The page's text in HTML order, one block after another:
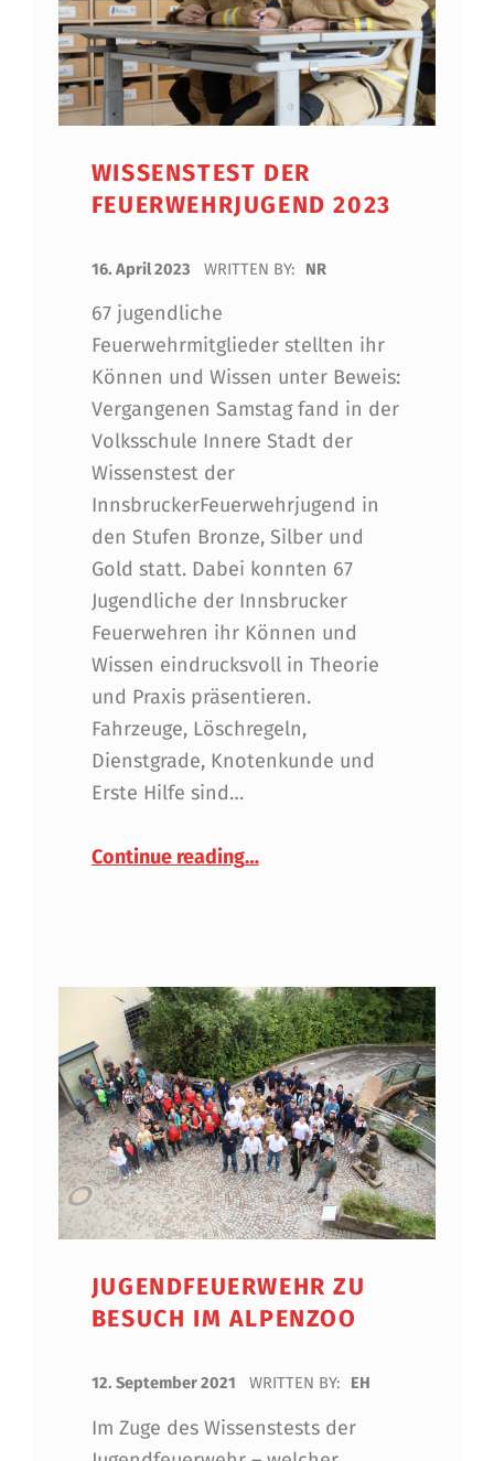
WISSENSTEST DER
FEUERWEHRJUGEND 2023
16. April 2023 WRITTEN BY: NR
67 jugendliche
Feuerwehrmitglieder stellten ihr
Können und Wissen unter Beweis:
Vergangenen Samstag fand in der
Volksschule Innere Stadt der
Wissenstest der
InnsbruckerFeuerwehrjugend in
den Stufen Bronze, Silber und
Gold statt. Dabei konnten 67
Jugendliche der Innsbrucker
Feuerwehren ihr Können und
Wissen eindrucksvoll in Theorie
und Praxis präsentieren.
Fahrzeuge, Löschregeln,
Dienstgrade, Knotenkunde und
Erste Hilfe sind…
Continue reading…
JUGENDFEUERWEHR ZU
BESUCH IM ALPENZOO
12. September 2021 WRITTEN BY: EH
Im Zuge des Wissenstests der